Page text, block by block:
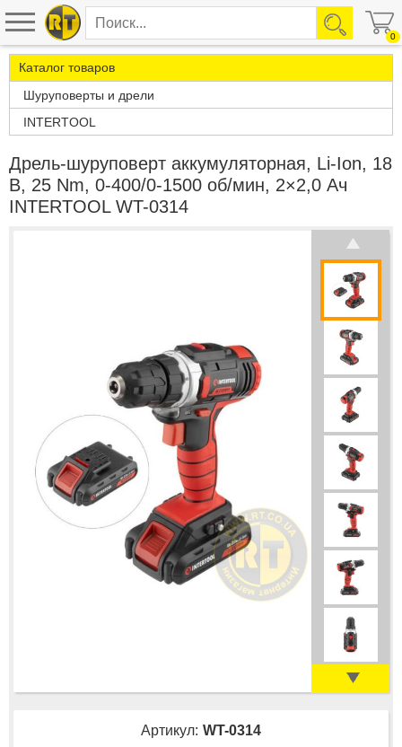
0
Каталог товаров
Шуруповерты и дрели
INTERTOOL
Дрель-шуруповерт аккумуляторная, Li-Ion, 18
В, 25 Nm, 0-400/0-1500 об/мин, 2×2,0 Ач
INTERTOOL WT-0314
Артикул: WT-0314